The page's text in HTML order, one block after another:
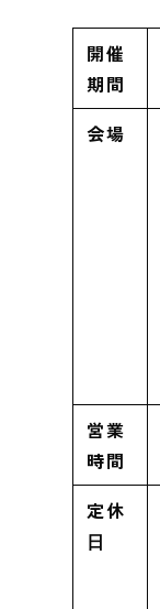
開催
期間
会場
営業
時間
定休
⽇